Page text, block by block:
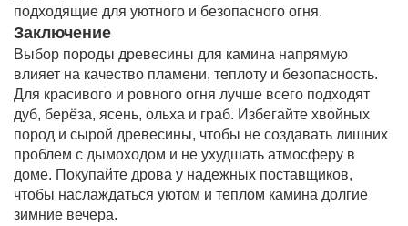
подходящие для уютного и безопасного огня.
Заключение
Выбор породы древесины для камина напрямую
влияет на качество пламени, теплоту и безопасность.
Для красивого и ровного огня лучше всего подходят
дуб, берёза, ясень, ольха и граб. Избегайте хвойных
пород и сырой древесины, чтобы не создавать лишних
проблем с дымоходом и не ухудшать атмосферу в
доме. Покупайте дрова у надежных поставщиков,
чтобы наслаждаться уютом и теплом камина долгие
зимние вечера.